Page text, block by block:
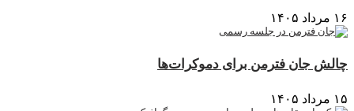
۱۶ مرداد ۱۴۰۵
چالش جان فترمن برای دموکرات‌ها
۱۵ مرداد ۱۴۰۵